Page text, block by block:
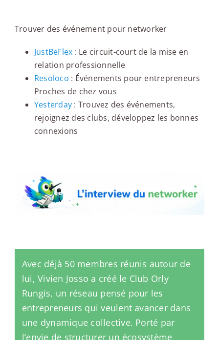
Trouver des événement pour networker
JustBeFlex : Le circuit-court de la mise en
relation professionnelle
Resoloco : Événements pour entrepreneurs
Proches de chez vous
Yesterday : Trouvez des événements,
rejoignez des clubs, développez les bonnes
connexions
Avec déjà 50 membres réunis autour de
lui, Vivien Josso a créé le Club Orly
Rungis, un réseau pensé pour les
entrepreneurs qui veulent avancer dans
une dynamique collective. Porté par
l’envie de structurer un écosystème